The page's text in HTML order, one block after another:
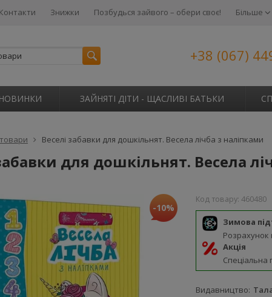
Контакти Знижки Позбудься зайвого – обери своє! Більше
+38 (067)
НОВИНКИ ЗАЙНЯТІ ДІТИ - ЩАСЛИВІ БАТЬКИ
товари Веселі забавки для дошкільнят. Весела лічба з наліпками
для дошкільнят. Весела
-10%
Код товару: 460480
Зимова
Акція
Спеціальна
Видавництво